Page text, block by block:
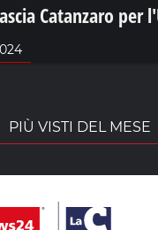
Catanzaro per
PIÙ VISTI DEL MESE